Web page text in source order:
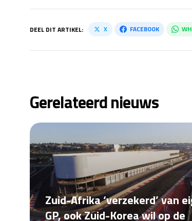
DEEL DIT ARTIKEL: X FACEBOOK
Gerelateerd nieuws
Zuid-Afrika ‘verzekerd’ van
GP, ook Zuid-Korea wil op de